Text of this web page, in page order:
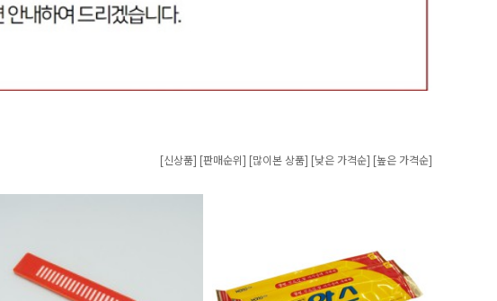
[신상품] [판매순위] [많이본 상품] [낮은 가격순] [높은 가격순]